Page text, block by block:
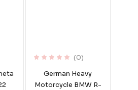
(0)
German Heavy
Motorcycle BMW R-